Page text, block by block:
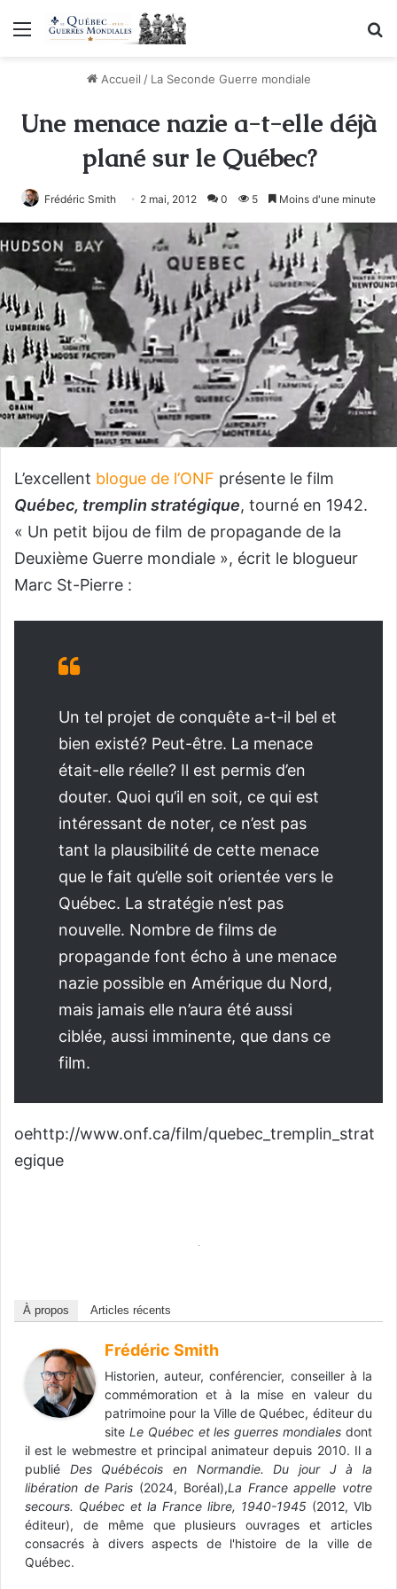
Menu
Accueil / La Seconde Guerre mondiale
Une menace nazie a-t-elle déjà
plané sur le Québec?
Frédéric Smith 2 mai, 2012 0 5 Moins d'une minute
L’excellent blogue de l’ONF présente le film
Québec, tremplin stratégique, tourné en 1942.
« Un petit bijou de film de propagande de la
Deuxième Guerre mondiale », écrit le blogueur
Marc St-Pierre :
Un tel projet de conquête a-t-il bel et
bien existé? Peut-être. La menace
était-elle réelle? Il est permis d’en
douter. Quoi qu’il en soit, ce qui est
intéressant de noter, ce n’est pas
tant la plausibilité de cette menace
que le fait qu’elle soit orientée vers le
Québec. La stratégie n’est pas
nouvelle. Nombre de films de
propagande font écho à une menace
nazie possible en Amérique du Nord,
mais jamais elle n’aura été aussi
ciblée, aussi imminente, que dans ce
film.
oehttp://www.onf.ca/film/quebec_tremplin_strat
egique
À propos Articles récents
Frédéric Smith
Historien, auteur, conférencier, conseiller à la
commémoration et à la mise en valeur du
patrimoine pour la Ville de Québec, éditeur du
site Le Québec et les guerres mondiales dont
il est le webmestre et principal animateur depuis 2010. Il a
publié Des Québécois en Normandie. Du jour J à la
libération de Paris (2024, Boréal),La France appelle votre
secours. Québec et la France libre, 1940-1945 (2012, Vlb
éditeur), de même que plusieurs ouvrages et articles
consacrés à divers aspects de l'histoire de la ville de
Québec.